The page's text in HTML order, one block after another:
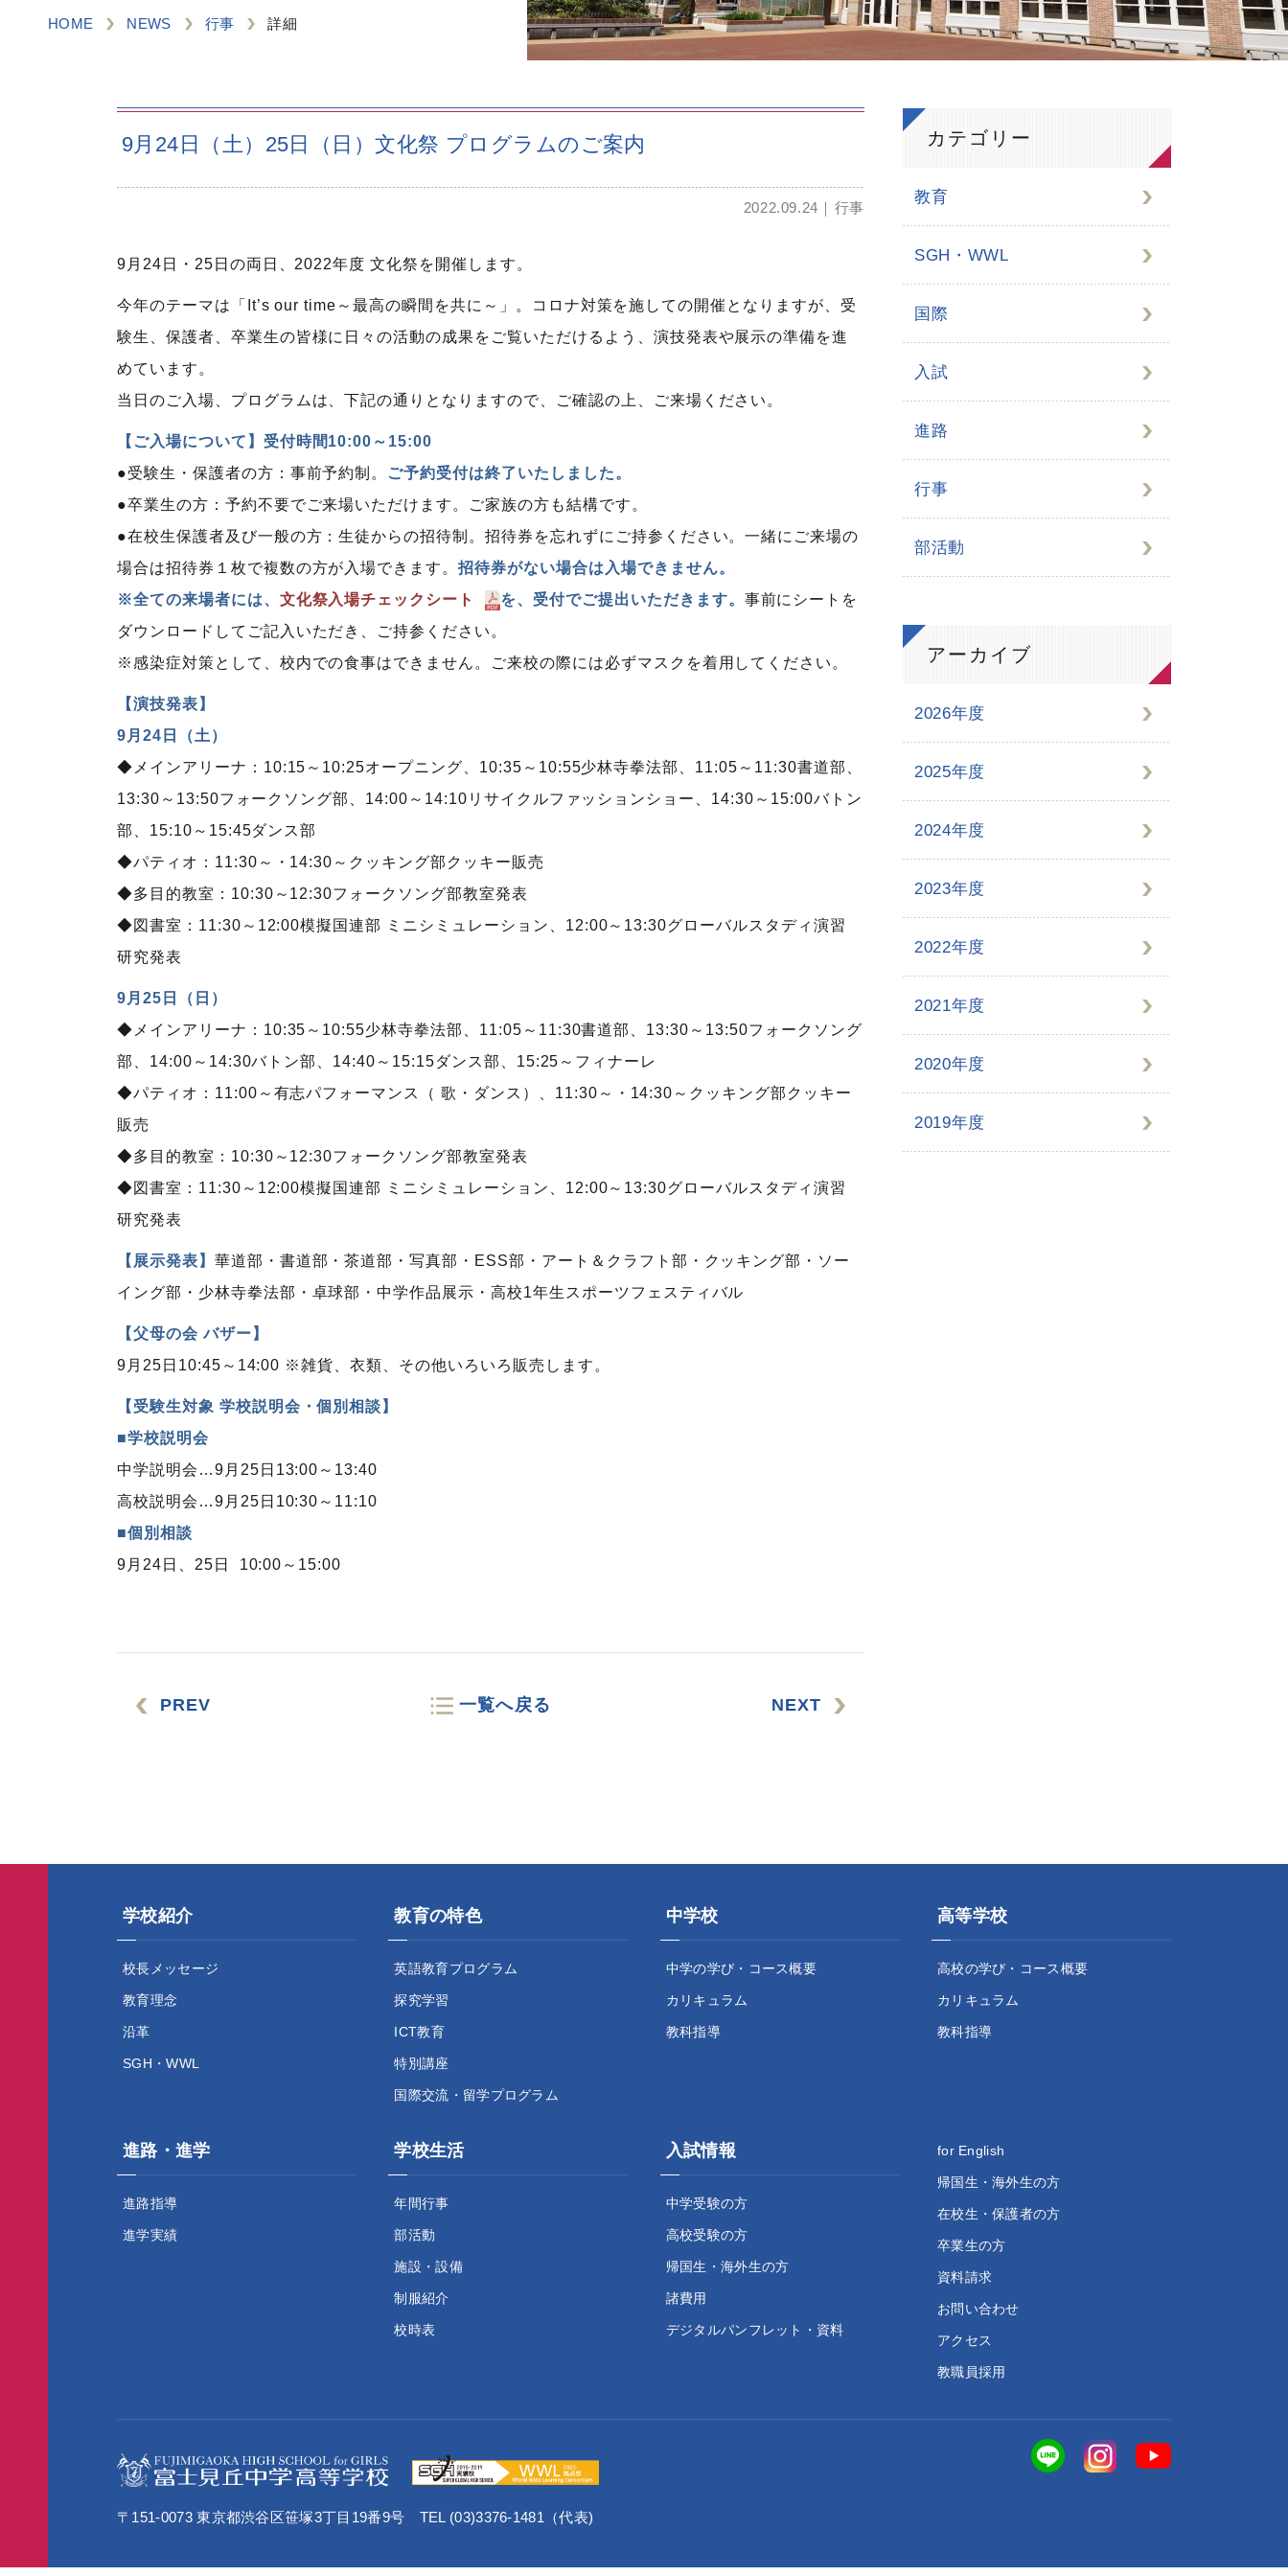
HOME NEWS 行事 詳細
9月24日（土）25日（日）文化祭 プログラムのご案内
2022.09.24 行事
9月24日・25日の両日、2022年度 文化祭を開催します。
今年のテーマは「It’s our time～最高の瞬間を共に～」。コロナ対策を施しての開催となりますが、受
験生、保護者、卒業生の皆様に日々の活動の成果をご覧いただけるよう、演技発表や展示の準備を進
めています。
当日のご入場、プログラムは、下記の通りとなりますので、ご確認の上、ご来場ください。
【ご入場について】受付時間10:00～15:00
●受験生・保護者の方：事前予約制。 ご予約受付は終了いたしました。
●卒業生の方：予約不要でご来場いただけます。ご家族の方も結構です。
●在校生保護者及び一般の方：生徒からの招待制。招待券を忘れずにご持参ください。一緒にご来場の
場合は招待券１枚で複数の方が入場できます。招待券がない場合は入場できません。
※全ての来場者には、 文化祭入場チェックシート を、受付でご提出いただきます。 事前にシートを
ダウンロードしてご記入いただき、ご持参ください。
※感染症対策として、校内での食事はできません。ご来校の際には必ずマスクを着用してください。
【演技発表】
9月24日（土）
◆メインアリーナ：10:15～10:25オープニング、10:35～10:55少林寺拳法部、11:05～11:30書道部、
13:30～13:50フォークソング部、14:00～14:10リサイクルファッションショー、14:30～15:00バトン
部、15:10～15:45ダンス部
◆パティオ：11:30～・14:30～クッキング部クッキー販売
◆多目的教室：10:30～12:30フォークソング部教室発表
◆図書室：11:30～12:00模擬国連部 ミニシミュレーション、12:00～13:30グローバルスタディ演習
研究発表
9月25日（日）
◆メインアリーナ：10:35～10:55少林寺拳法部、11:05～11:30書道部、13:30～13:50フォークソング
部、14:00～14:30バトン部、14:40～15:15ダンス部、15:25～フィナーレ
◆パティオ：11:00～有志パフォーマンス（ 歌・ダンス）、11:30～・14:30～クッキング部クッキー
販売
◆多目的教室：10:30～12:30フォークソング部教室発表
◆図書室：11:30～12:00模擬国連部 ミニシミュレーション、12:00～13:30グローバルスタディ演習
研究発表
【展示発表】 華道部・書道部・茶道部・写真部・ESS部・アート＆クラフト部・クッキング部・ソー
イング部・少林寺拳法部・卓球部・中学作品展示・高校1年生スポーツフェスティバル
【父母の会 バザー】
9月25日10:45～14:00 ※雑貨、衣類、その他いろいろ販売します。
【受験生対象 学校説明会・個別相談】
■学校説明会
中学説明会…9月25日13:00～13:40
高校説明会…9月25日10:30～11:10
■個別相談
9月24日、25日 10:00～15:00
PREV 一覧へ戻る NEXT
カテゴリー
教育
SGH・WWL
国際
入試
進路
行事
部活動
アーカイブ
2026年度
2025年度
2024年度
2023年度
2022年度
2021年度
2020年度
2019年度
学校紹介
校長メッセージ
教育理念
沿革
SGH・WWL
教育の特色
英語教育プログラム
探究学習
ICT教育
特別講座
国際交流・留学プログラム
中学校
中学の学び・コース概要
カリキュラム
教科指導
高等学校
高校の学び・コース概要
カリキュラム
教科指導
進路・進学
進路指導
進学実績
学校生活
年間行事
部活動
施設・設備
制服紹介
校時表
入試情報
中学受験の方
高校受験の方
帰国生・海外生の方
諸費用
デジタルパンフレット・資料
for English
帰国生・海外生の方
在校生・保護者の方
卒業生の方
資料請求
お問い合わせ
アクセス
教職員採用
〒151-0073 東京都渋谷区笹塚3丁目19番9号 TEL (03)3376-1481（代表)